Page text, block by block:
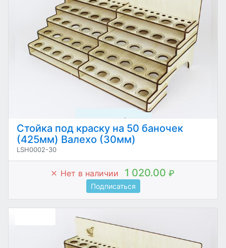
Стойка под краску на 50 баночек
(425мм) Валехо (30мм)
LSH0002-30
Нет в наличии 1 020.00 ₽
Подписаться